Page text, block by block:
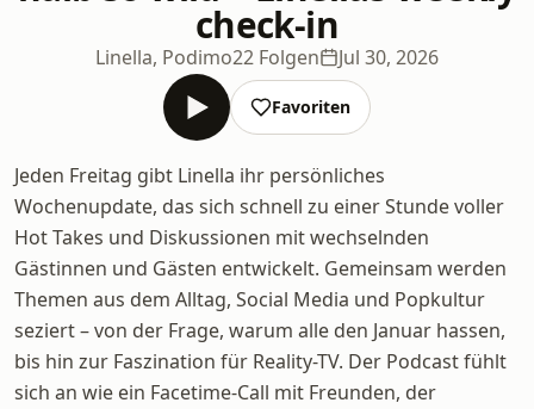
check-in
Linella, Podimo22 Folgen Jul 30, 2026
Favoriten
Jeden Freitag gibt Linella ihr persönliches
Wochenupdate, das sich schnell zu einer Stunde voller
Hot Takes und Diskussionen mit wechselnden
Gästinnen und Gästen entwickelt. Gemeinsam werden
Themen aus dem Alltag, Social Media und Popkultur
seziert – von der Frage, warum alle den Januar hassen,
bis hin zur Faszination für Reality-TV. Der Podcast fühlt
sich an wie ein Facetime-Call mit Freunden, der